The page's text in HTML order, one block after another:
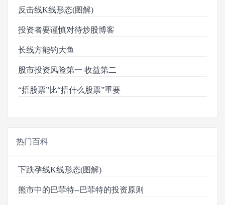
反击线K线形态(图解)
投资者要谨慎对待炒股博客
长线方能钓大鱼
股市投资风险第一 收益第二
“捂股票”比“捂什么股票”重要
热门百科
下跌孕线K线形态(图解)
熊市中的巴菲特--巴菲特的投资原则